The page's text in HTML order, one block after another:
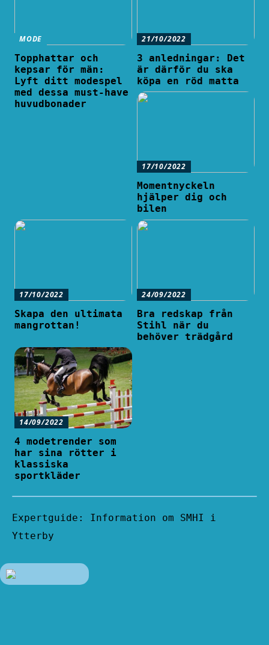
MODE
Topphattar och
kepsar för män:
Lyft ditt modespel
med dessa must-have
huvudbonader
21/10/2022
3 anledningar: Det
är därför du ska
köpa en röd matta
17/10/2022
Momentnyckeln
hjälper dig och
bilen
17/10/2022
Skapa den ultimata
mangrottan!
24/09/2022
Bra redskap från
Stihl när du
behöver trädgård
14/09/2022
4 modetrender som
har sina rötter i
klassiska
sportkläder
Expertguide: Information om SMHI i
Ytterby